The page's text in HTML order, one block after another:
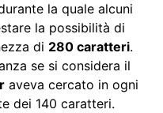
la quale alcuni
la possibilità di
di 280 caratteri.
se si considera il
aveva cercato in ogni
dei 140 caratteri.